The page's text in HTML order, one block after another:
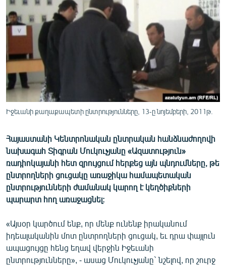
ՏԱՐԱԾԱՇՐՋԱՆ
ՄԻՋԱԶԳԱՅԻՆ
ՄՇԱԿՈՒՅԹ
ՄԵԿՆԱԲԱՆՈՒԹՅՈՒՆ
ՏՏ ԵՒ ԻՆՏԵՐՆԵՏ
ԱՐԽԻՎ
ՏԵՍԱՆՅՈՒԹԵՐ
ԲԱՆԱՎԵՃ
ՁԳՏԵԼՈՎ ԼԱՎԱԳՈՒՅՆԻՆ
Հայերեն
English
Իջեւանի քաղաքապետի ընտրությունները, 13-ը նոյեմբերի, 2011թ.
Հայաստանի Կենտրոնական ընտրական հանձնաժողովի
նախագահ Տիգրան Մուկուչյանը «Ազատություն»
ռադիոկայանի հետ զրույցում հերքեց այն պնդումները, թե
ընտրողների ցուցակը առաջիկա համապետական
ընտրությունների ժամանակ կարող է կեղծիքների
պարարտ հող առաջացնել:
«Այսօր կարծում ենք, որ մենք ունենք իրականում
իդեալականին մոտ ընտրողների ցուցակ, եւ դրա փայլուն
ապացույցը հենց եղավ վերջին Իջեւանի
ընտրությունները», - ասաց Մուկուչյանը` նշելով, որ շուրջ